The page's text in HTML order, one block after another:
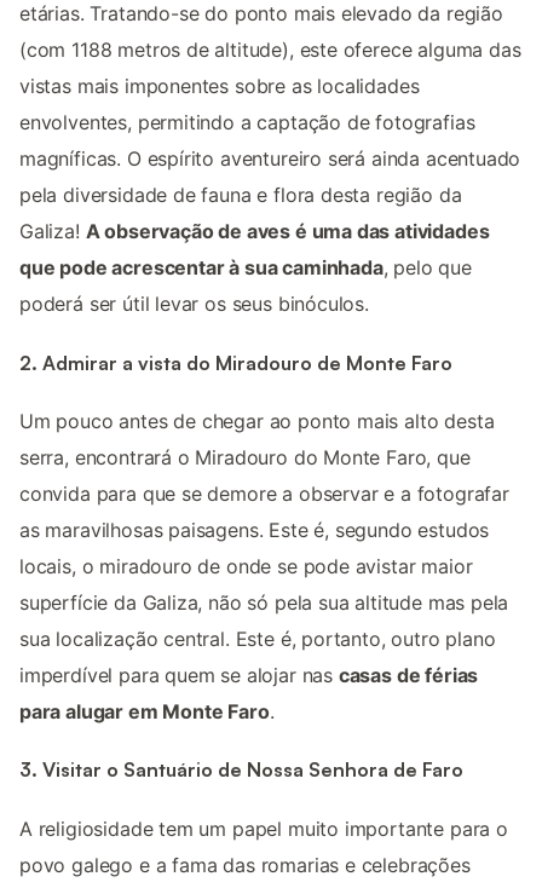
etárias. Tratando-se do ponto mais elevado da região
(com 1188 metros de altitude), este oferece alguma das
vistas mais imponentes sobre as localidades
envolventes, permitindo a captação de fotografias
magníficas. O espírito aventureiro será ainda acentuado
pela diversidade de fauna e flora desta região da
Galiza! A observação de aves é uma das atividades
que pode acrescentar à sua caminhada, pelo que
poderá ser útil levar os seus binóculos.
2. Admirar a vista do Miradouro de Monte Faro
Um pouco antes de chegar ao ponto mais alto desta
serra, encontrará o Miradouro do Monte Faro, que
convida para que se demore a observar e a fotografar
as maravilhosas paisagens. Este é, segundo estudos
locais, o miradouro de onde se pode avistar maior
superfície da Galiza, não só pela sua altitude mas pela
sua localização central. Este é, portanto, outro plano
imperdível para quem se alojar nas casas de férias
para alugar em Monte Faro.
3. Visitar o Santuário de Nossa Senhora de Faro
A religiosidade tem um papel muito importante para o
povo galego e a fama das romarias e celebrações